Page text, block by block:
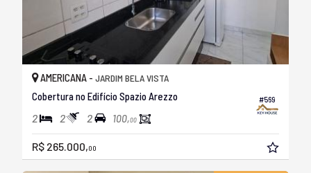
#569
AMERICANA - JARDIM BELA VISTA
Cobertura no Edifício Spazio Arezzo
2 2 2 100,00
R$ 265.000,00